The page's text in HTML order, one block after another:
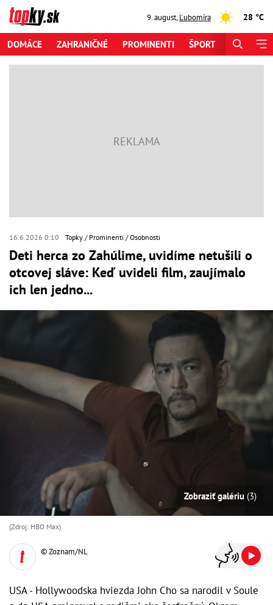
9. august,Ľubomíra 28 °C
DOMÁCE ZAHRANIČNÉ PROMINENTI ŠPORT
16.6.2026 0:10 Topky Prominenti Osobnosti
Deti herca zo Zahúlime, uvidíme netušili o
otcovej sláve: Keď uvideli film, zaujímalo
ich len jedno...
Zobraziť galériu (3)
(Zdroj: HBO Max)
© Zoznam/NL
USA - Hollywoodska hviezda John Cho sa narodil v Soule